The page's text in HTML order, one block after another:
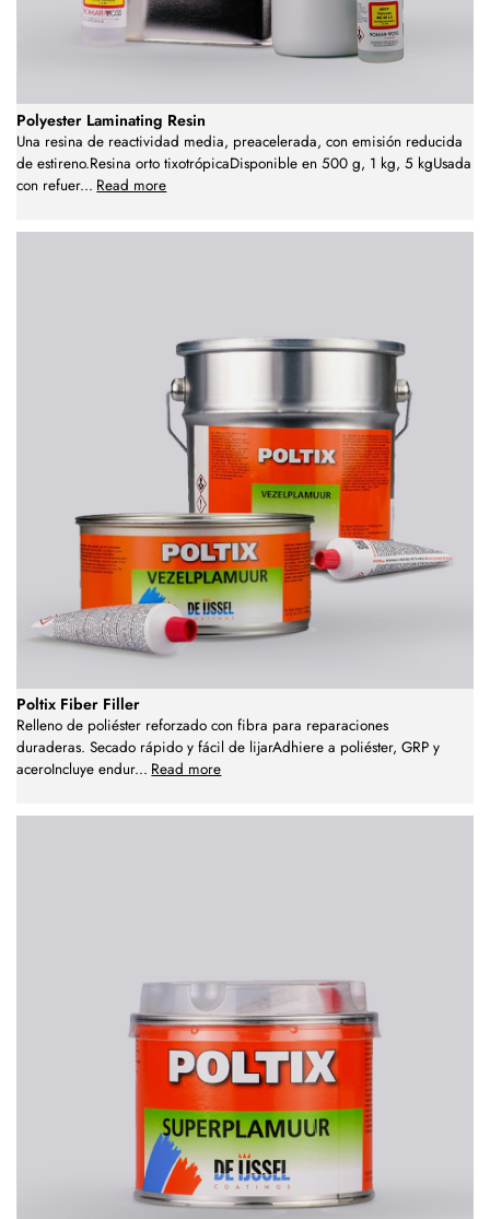
Polyester Laminating Resin
Una resina de reactividad media, preacelerada, con emisión reducida
de estireno.Resina orto tixotrópicaDisponible en 500 g, 1 kg, 5 kgUsada
con refuer... Read more
Poltix Fiber Filler
Relleno de poliéster reforzado con fibra para reparaciones
duraderas. Secado rápido y fácil de lijarAdhiere a poliéster, GRP y
aceroIncluye endur... Read more